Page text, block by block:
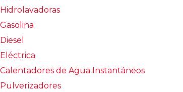
Hidrolavadoras
Gasolina
Diesel
Eléctrica
Calentadores de Agua Instantáneos
Pulverizadores